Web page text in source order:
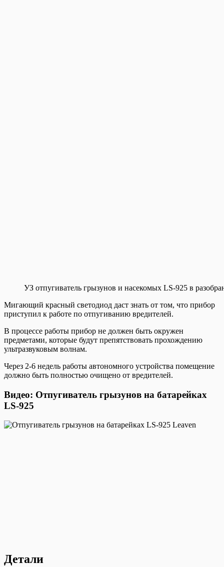
УЗ отпугиватель грызунов и насекомых LS-925 в
Мигающий красный светодиод даст знать от том, что прибор
приступил к работе по отпугиванию вредителей.
В процессе работы прибор не должен быть окружен
предметами, которые будут препятствовать прохождению
ультразвуковым волнам.
Через 2-6 недель работы автономного устройства помещение
должно быть полностью очищено от вредителей.
Видео: Отпугиватель грызунов на батарейках
LS-925
Детали